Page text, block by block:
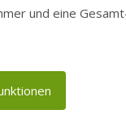
und eine